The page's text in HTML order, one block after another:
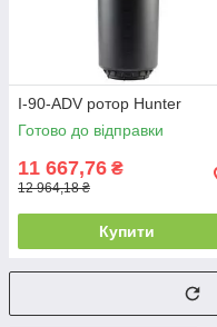
I-90-ADV ротор Hunter
Готово до відправки
11 667,76 ₴
12 964,18 ₴
Купити